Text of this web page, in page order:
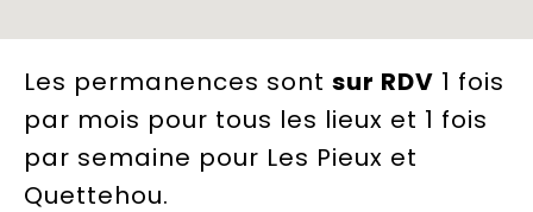
Les permanences sont sur RDV 1 fois
par mois pour tous les lieux et 1 fois
par semaine pour Les Pieux et
Quettehou.